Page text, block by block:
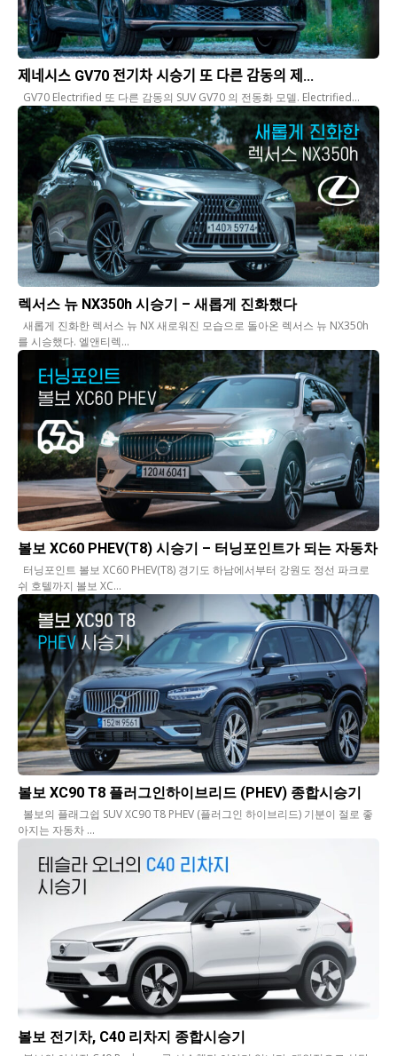
제네시스 GV70 전기차 시승기 또 다른 감동의 제...
GV70 Electrified 또 다른 감동의 SUV GV70 의 전동화 모델. Electrified...
렉서스 뉴 NX350h 시승기 – 새롭게 진화했다
새롭게 진화한 렉서스 뉴 NX 새로워진 모습으로 돌아온 렉서스 뉴 NX350h
를 시승했다. 엘앤티렉...
볼보 XC60 PHEV(T8) 시승기 – 터닝포인트가 되는 자동차
터닝포인트 볼보 XC60 PHEV(T8) 경기도 하남에서부터 강원도 정선 파크로
쉬 호텔까지 볼보 XC...
볼보 XC90 T8 플러그인하이브리드 (PHEV) 종합시승기
볼보의 플래그쉽 SUV XC90 T8 PHEV (플러그인 하이브리드) 기분이 절로 좋
아지는 자동차 ...
볼보 전기차, C40 리차지 종합시승기